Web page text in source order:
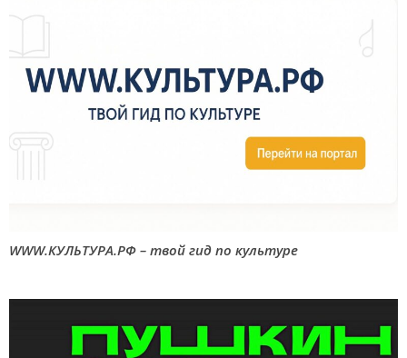
WWW.КУЛЬТУРА.РФ – твой гид по культуре